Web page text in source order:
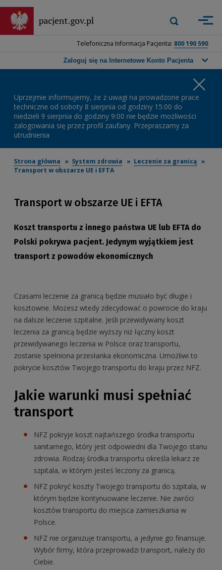
głównej
treści
pacjent.gov.pl
górna
Wpisz
frazę,
którą
a
następnie
naciśnij
przycisk
lub
Enter.
Zastosuj
Telefoniczna Informacja Pacjenta: 800 190 590
Zaloguj się na Internetowe Konto Pacjenta
Uprzejmie informujemy, że z uwagi na prowadzone prace
techniczne od soboty 8 sierpnia od godziny 15:00 do
niedzieli 9 sierpnia do godziny 9:00 nie będzie możliwości
zalogowania się przez profil zaufany. Przepraszamy za
utrudnienia
Strona główna System zdrowia
Leczenie za granicą
Transport w obszarze UE i EFTA
Transport w obszarze UE i EFTA
Koszt transportu z innego państwa UE lub EFTA do
Polski pokrywa pacjent. Jedynym wyjątkiem jest
transport z powodów ekonomicznych
Czasami leczenie za granicą będzie musiało być długie i
kosztowne. Możesz wtedy zdecydować o powrocie do kraju
na dalsze leczenie szpitalne. Jeśli przewidywany koszt
leczenia za granicą będzie wyższy niż łączny koszt
przewidywanego leczenia w Polsce oraz transportu,
zostanie spełniona przesłanka ekonomiczna. Umożliwi to
pokrycie kosztów Twojego transportu do kraju przez NFZ.
Jakie warunki musi spełniać
transport
NFZ pokryje koszt najtańszego środka transportu
sanitarnego, który jest odpowiedni dla Twojego stanu
zdrowia. Rodzaj środka transportu określa lekarz ze
szpitala, w którym jesteś leczony za granicą.
NFZ pokryć koszty Twojego transportu do szpitala, w
którym będzie kontynuowane leczenie. Nie zwróci
kosztów transportu do miejsca zamieszkania w
Polsce.
NFZ nie organizuje transportu, a jedynie go finansuje.
Wybór firmy, która przeprowadzi transport, należy do
Ciebie.